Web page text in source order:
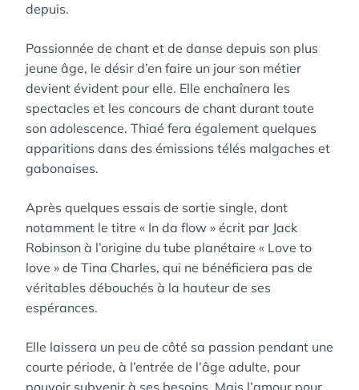
depuis.
Passionnée de chant et de danse depuis son plus
jeune âge, le désir d’en faire un jour son métier
devient évident pour elle. Elle enchaînera les
spectacles et les concours de chant durant toute
son adolescence. Thiaé fera également quelques
apparitions dans des émissions télés malgaches et
gabonaises.
Après quelques essais de sortie single, dont
notamment le titre « In da flow » écrit par Jack
Robinson à l’origine du tube planétaire « Love to
love » de Tina Charles, qui ne bénéficiera pas de
véritables débouchés à la hauteur de ses
espérances.
Elle laissera un peu de côté sa passion pendant une
courte période, à l’entrée de l’âge adulte, pour
pouvoir subvenir à ses besoins. Mais l’amour pour